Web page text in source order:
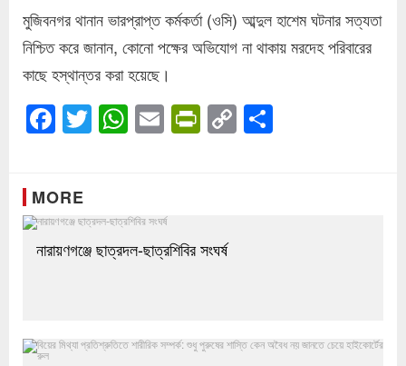
মুজিবনগর থানান ভারপ্রাপ্ত কর্মকর্তা (ওসি) আব্দুল হাশেম ঘটনার সত্যতা
নিশ্চিত করে জানান, কোনো পক্ষের অভিযোগ না থাকায় মরদেহ পরিবারের
কাছে হস্থান্তর করা হয়েছে।
Facebook
Twitter
WhatsApp
EmailPrintFriendly
Copy
Link
MORE
নারায়ণগঞ্জে ছাত্রদল-ছাত্রশিবির সংঘর্ষ